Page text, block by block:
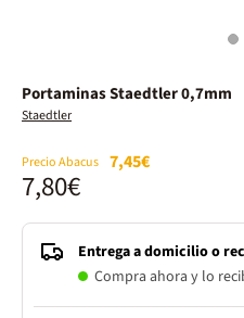
1
Portaminas Staedtler 0,7mm
Staedtler
Precio Abacus 7,45€
7,80€
Entrega a domicilio o
Compra ahora y lo